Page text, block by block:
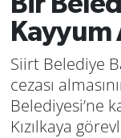
Kayyum
Siirt Belediye
cezası
Belediyesi’ne
Kızılkaya
Son
Haber